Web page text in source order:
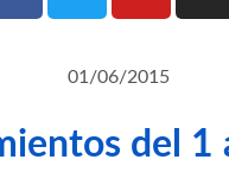
01/06/2015
del 1